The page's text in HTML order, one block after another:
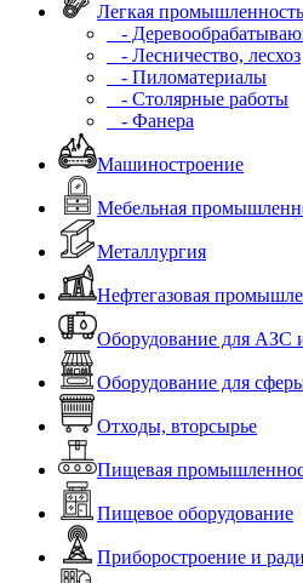
Легкая промышленность
-
- Лесничество, лесхоз
- Пиломатериалы
- Столярные работы
- Фанера
Машиностроение
Мебельная
Металлургия
Нефтегазовая
Оборудование для АЗС
Оборудование для
Отходы, вторсырье
Пищевая
Пищевое оборудование
Приборостроение и